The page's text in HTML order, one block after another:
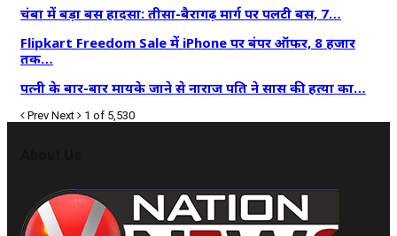
चंबा में बड़ा बस हादसा: तीसा-बैरागढ़ मार्ग पर पलटी बस, 7…
Flipkart Freedom Sale में iPhone पर बंपर ऑफर, 8 हजार
तक…
पत्नी के बार-बार मायके जाने से नाराज पति ने सास की हत्या का…
Prev Next 1 of 5,530